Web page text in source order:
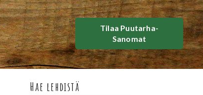
Tilaa Puutarha-
Sanomat
Hae lehdistä